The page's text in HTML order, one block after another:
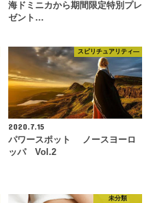
海ドミニカから期間限定特別プレ
ゼント…
スピリチュアリティ―
2020.7.15
パワースポット ノースヨーロ
ッパ Vol.2
未分類